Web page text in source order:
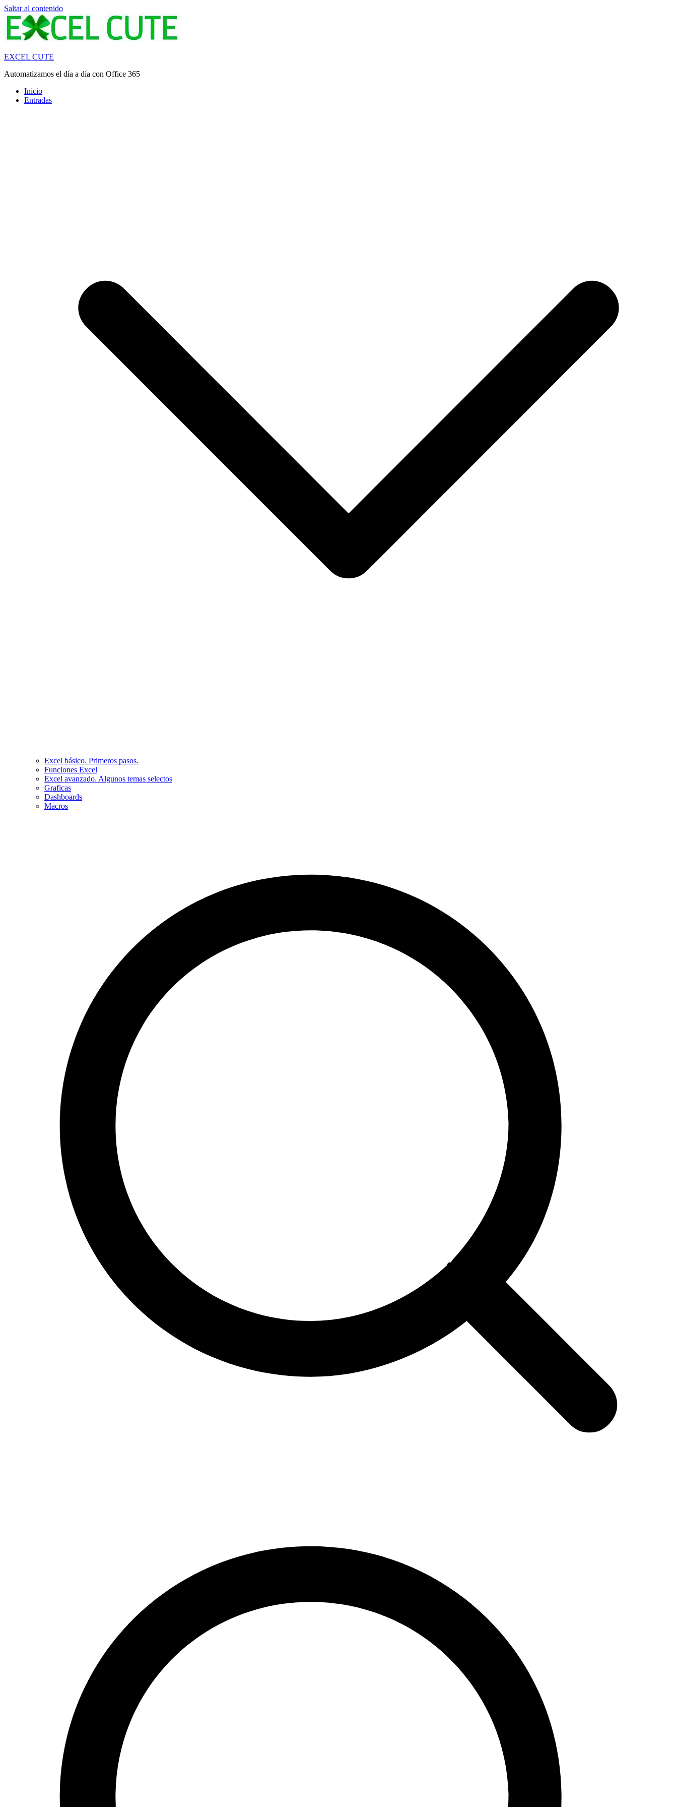
Saltar al contenido
EXCEL CUTE
Automatizamos el día a día con Office 365
Inicio
Entradas
Excel básico. Primeros pasos.
Funciones Excel
Excel avanzado. Algunos temas selectos
Graficas
Dashboards
Macros